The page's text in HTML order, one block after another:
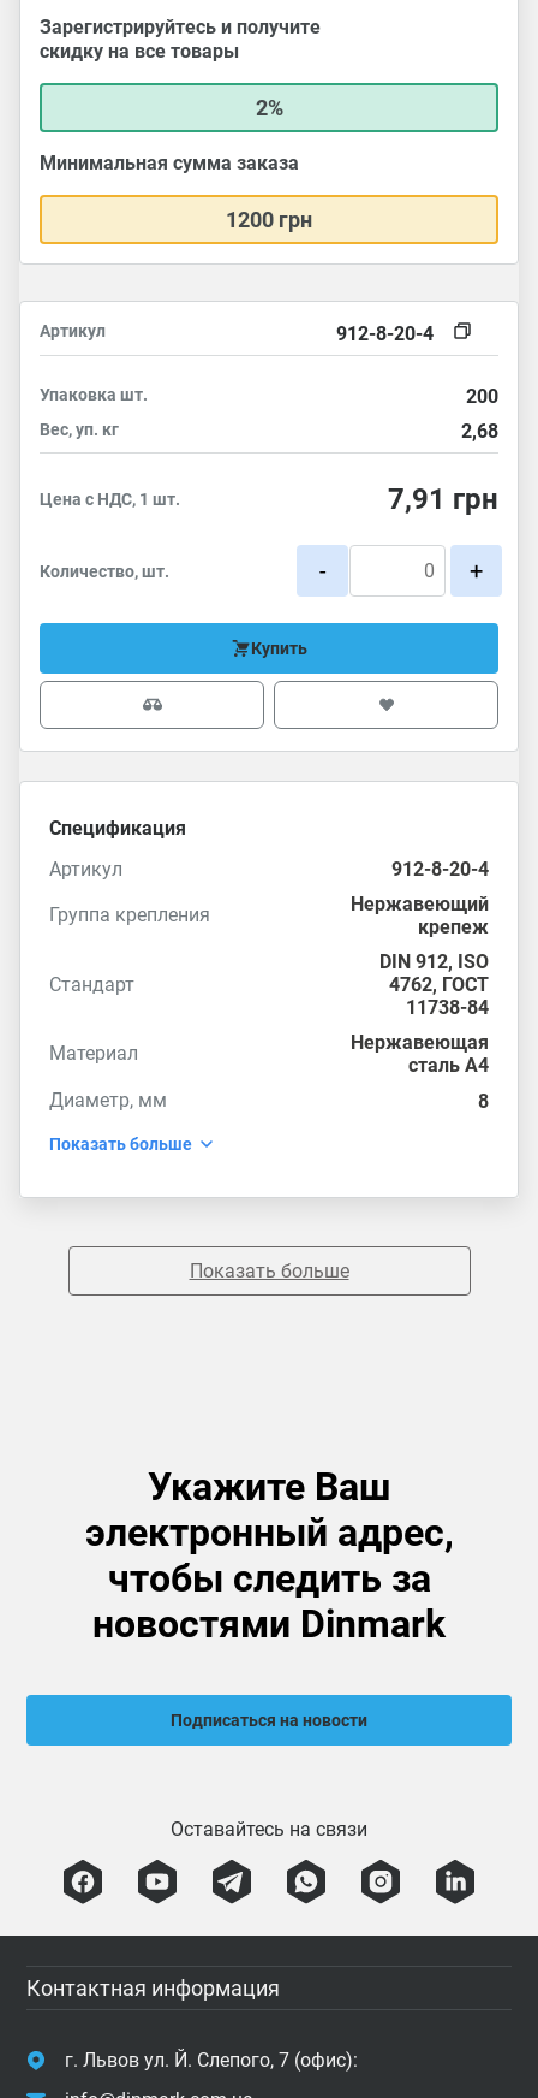
Зарегистрируйтесь и получите
скидку на все товары
2%
Минимальная сумма заказа
1200 грн
Артикул 912-8-20-4
Упаковка шт. 200
Вес, уп. кг 2,68
Цена с НДС, 1 шт. 7,91 грн
Количество, шт. - +
Купить
Спецификация
Артикул
912-8-20-4
Группа крепления
Нержавеющий
крепеж
Стандарт
DIN 912, ISO
4762, ГОСТ
11738-84
Материал
Нержавеющая
сталь А4
Диаметр, мм
8
Показать больше
Показать больше
Укажите Ваш
электронный адрес,
чтобы следить за
новостями Dinmark
Подписаться на новости
Оставайтесь на связи
Контактная информация
г. Львов ул. Й. Слепого, 7 (офис):